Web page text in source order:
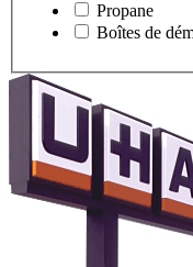
Propane
Boîtes de